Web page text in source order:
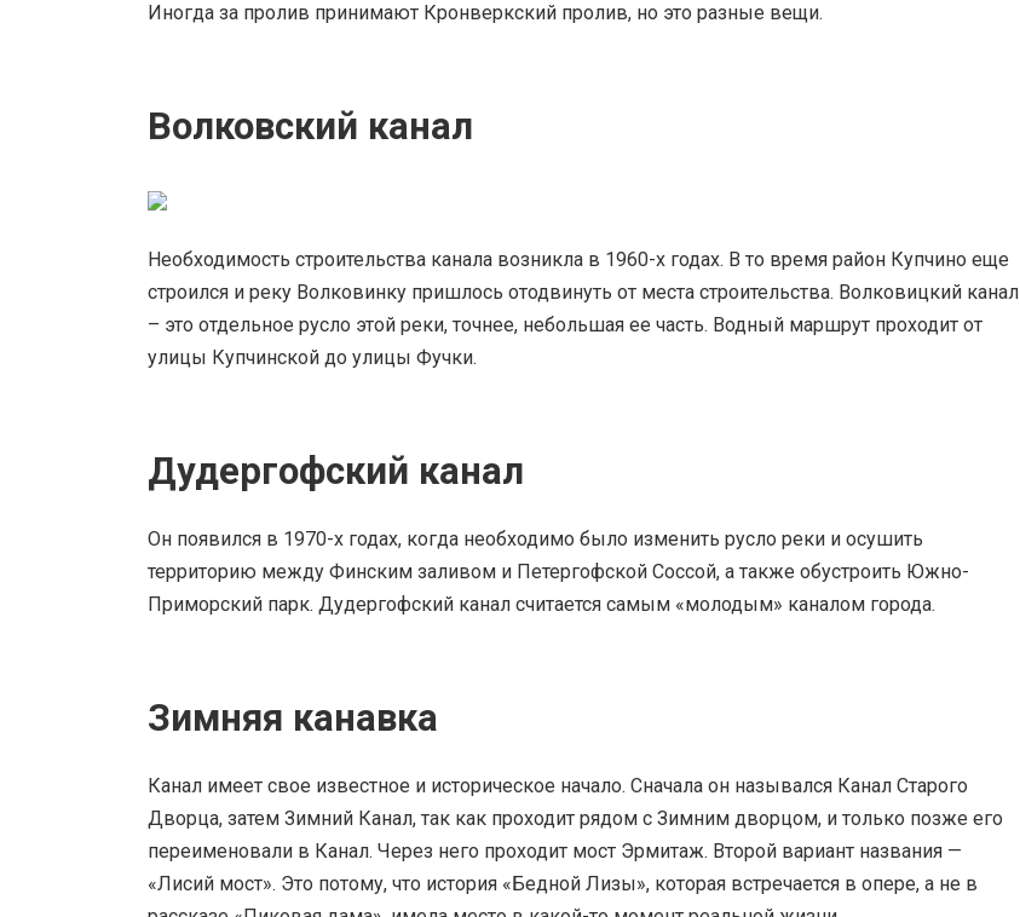
Иногда за пролив принимают Кронверкский пролив, но это разные вещи.
Волковский канал
Необходимость строительства канала возникла в 1960-х годах. В то время район Купчино еще
строился и реку Волковинку пришлось отодвинуть от места строительства. Волковицкий канал
– это отдельное русло этой реки, точнее, небольшая ее часть. Водный маршрут проходит от
улицы Купчинской до улицы Фучки.
Дудергофский канал
Он появился в 1970-х годах, когда необходимо было изменить русло реки и осушить
территорию между Финским заливом и Петергофской Соссой, а также обустроить Южно-
Приморский парк. Дудергофский канал считается самым «молодым» каналом города.
Зимняя канавка
Канал имеет свое известное и историческое начало. Сначала он назывался Канал Старого
Дворца, затем Зимний Канал, так как проходит рядом с Зимним дворцом, и только позже его
переименовали в Канал. Через него проходит мост Эрмитаж. Второй вариант названия —
«Лисий мост». Это потому, что история «Бедной Лизы», которая встречается в опере, а не в